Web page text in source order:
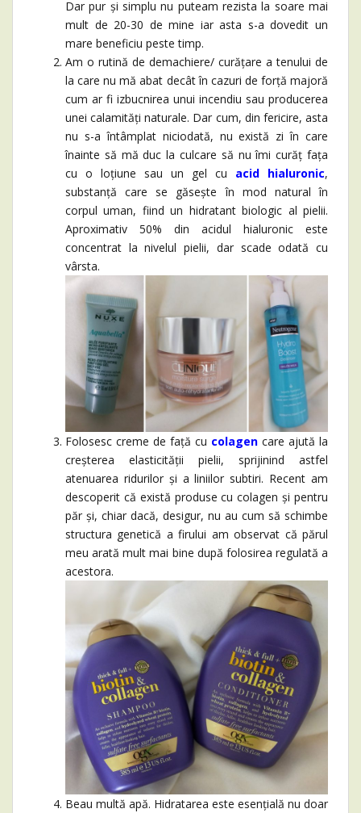
Dar pur și simplu nu puteam rezista la soare mai
mult de 20-30 de mine iar asta s-a dovedit un
mare beneficiu peste timp.
Am o rutină de demachiere/ curățare a tenului de
la care nu mă abat decât în cazuri de forță majoră
cum ar fi izbucnirea unui incendiu sau producerea
unei calamități naturale. Dar cum, din fericire, asta
nu s-a întâmplat niciodată, nu există zi în care
înainte să mă duc la culcare să nu îmi curăț fața
cu o loțiune sau un gel cu acid hialuronic,
substanță care se găsește în mod natural în
corpul uman, fiind un hidratant biologic al pielii.
Aproximativ 50% din acidul hialuronic este
concentrat la nivelul pielii, dar scade odată cu
vârsta.
Folosesc creme de față cu colagen care ajută la
creșterea elasticității pielii, sprijinind astfel
atenuarea ridurilor și a liniilor subtiri. Recent am
descoperit că există produse cu colagen și pentru
păr și, chiar dacă, desigur, nu au cum să schimbe
structura genetică a firului am observat că părul
meu arată mult mai bine după folosirea regulată a
acestora.
Beau multă apă. Hidratarea este esențială nu doar